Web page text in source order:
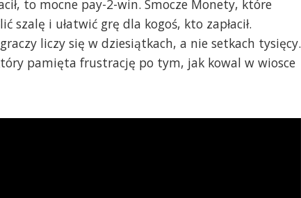
to mocne pay-2-win. Smocze Monety, które
szalę i ułatwić grę dla kogoś, kto zapłacił.
liczy się w dziesiątkach, a nie setkach tysięcy.
pamięta frustrację po tym, jak kowal w wiosce